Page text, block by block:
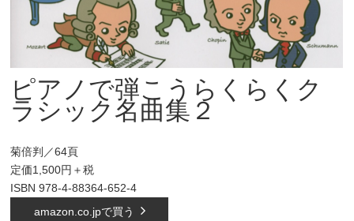
ピアノで弾こうらくらくク
ラシック名曲集２
菊倍判／64頁
定価1,500円＋税
ISBN 978-4-88364-652-4
amazon.co.jpで買う